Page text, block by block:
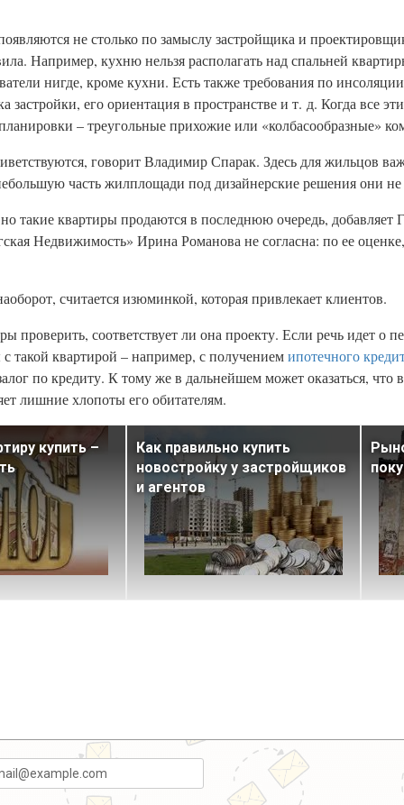
не столько по замыслу застройщика и
Например, кухню нельзя располагать над спальней
нигде, кроме кухни. Есть также требования по
его ориентация в пространстве и т. д. Когда все
– треугольные прихожие или «колбасообразные»
говорит Владимир Спарак. Здесь для жильцов
часть жилплощади под дизайнерские решения они не
такие квартиры продаются в последнюю очередь, добавляет
Недвижимость» Ирина Романова не согласна: по ее
считается изюминкой, которая привлекает клиентов.
проверить, соответствует ли она проекту. Если речь идет о
такой квартирой – например, с получениемипотечного
по кредиту. К тому же в дальнейшем может оказаться, что
лишние хлопоты его обитателям.
купить –
Как правильно купить
новостройку у застройщиков
и агентов